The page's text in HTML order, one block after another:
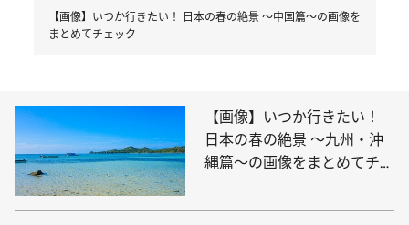
【画像】いつか行きたい！ 日本の春の絶景 ～中国篇～の画像を
まとめてチェック
【画像】いつか行きたい！
日本の春の絶景 ～九州・沖
縄篇～の画像をまとめてチェ